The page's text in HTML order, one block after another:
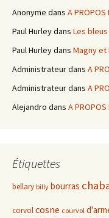
Anonyme dans A PROPOS
Paul Hurleydans Les
Paul Hurleydans Magny et
Administrateurdans A
Administrateurdans A
Alejandro dans A
Étiquettes
bellary billy bourras
corvolcosne courvol